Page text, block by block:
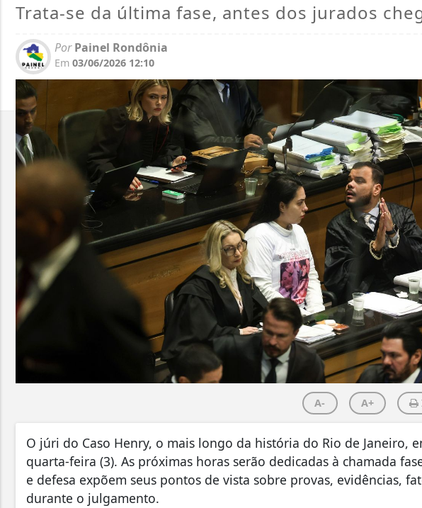
Trata-se da última fase, antes dos jurados
PorPainel Rondônia
Em 03/06/2026 12:10
A- A+
O júri do Caso Henry, o mais longo da história do Rio de Janeiro,
quarta-feira (3). As próximas horas serão dedicadas à chamada
e defesa expõem seus pontos de vista sobre provas, evidências,
durante o julgamento.